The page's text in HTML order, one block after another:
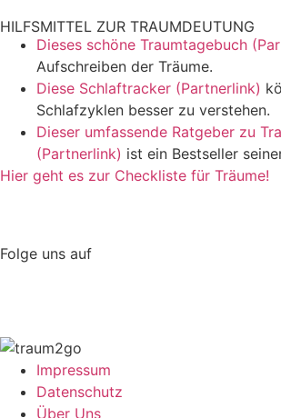
HILFSMITTEL ZUR TRAUMDEUTUNG
Dieses schöne Traumtagebuch
Aufschreiben der Träume.
Diese Schlaftracker (Partnerlink)
Schlafzyklen besser zu verstehen.
Dieser umfassende Ratgeber zu
(Partnerlink) ist ein Bestseller
Hier geht es zur Checkliste für Träume!
Folge uns auf
Impressum
Datenschutz
Über Uns